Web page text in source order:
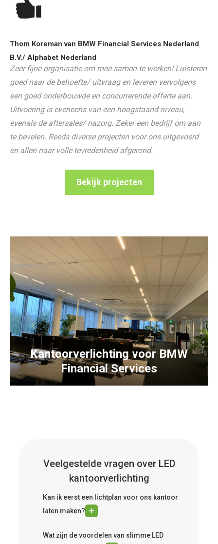
Thom Koreman van BMW Financial Services Nederland
B.V./ Alphabet Nederland
Zeer fijne organisatie om mee samen te werken! Luisteren
goed naar de behoefte/ uitvraag en leveren vervolgens
een goed onderbouwde en concurrerende offerte aan.
Uitvoering is eveneens van een hoogstaand niveau,
evenals de aftersales/ nazorg. Zeker een bedrijf om aan
te bevelen. Reeds diverse projecten voor ons uitgevoerd
en allen naar volle tevredenheid afgerond.
Bekijk projecten
Kantoorverlichting voor BMW
Financial Services
Veelgestelde vragen over LED
kantoorverlichting
Kan ik eerst een lichtplan voor ons kantoor
laten maken?
Wat zijn de voordelen van slimme LED